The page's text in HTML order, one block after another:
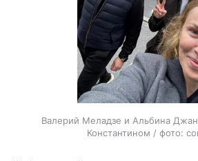
Валерий Меладзе и Альбина
Константином / фото: